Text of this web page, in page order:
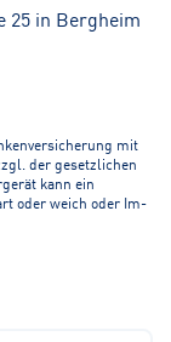
25 in Bergheim
mit
der gesetzlichen
kann ein
oder weich oder Im-